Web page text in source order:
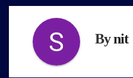
Bynit